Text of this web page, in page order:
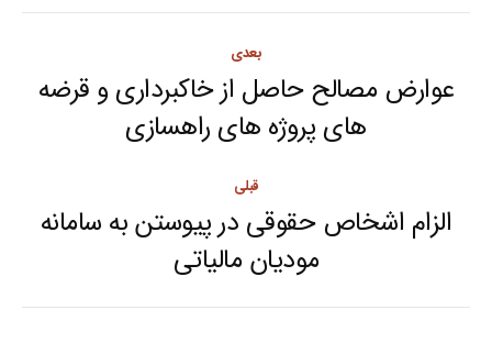
Post
navigation
قبلی
Previous
post:
الزام اشخاص حقوقی در پیوستن به سامانه
مودیان مالیاتی
بعدی
Next
post:
عوارض مصالح حاصل از خاکبرداری و قرضه
های پروژه های راهسازی